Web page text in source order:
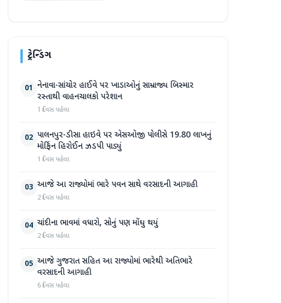
ટ્રેન્ડિંગ
01 નેનાવા-સાંચોર હાઈવે પર ખાડાઓનું સામ્રાજ્ય બિસ્માર
રસ્તાથી વાહનચાલકો પરેશાન
1 દિવસ પહેલા
02 પાલનપુર-ડીસા હાઇવે પર એસઓજી પોલીસે 19.80 લાખનું
મોર્ફિન હિરોઈન ઝડપી પાડ્યું
1 દિવસ પહેલા
03 આજે આ રાજ્યોમાં ભારે પવન સાથે વરસાદની આગાહી
2 દિવસ પહેલા
04 ચાંદીના ભાવમાં વધારો, સોનું પણ મોંઘુ થયું
2 દિવસ પહેલા
05 આજે ગુજરાત સહિત આ રાજ્યોમાં ભારેથી અતિભારે
વરસાદની આગાહી
6 દિવસ પહેલા